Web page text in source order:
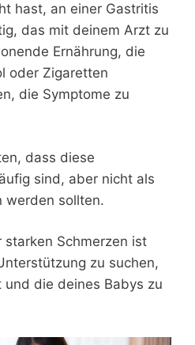
hast, an einer Gastritis
das mit deinem Arzt zu
Ernährung, die
oder Zigaretten
die Symptome zu
dass diese
sind, aber nicht als
werden sollten.
Schmerzen ist
zu suchen,
die deines Babys zu